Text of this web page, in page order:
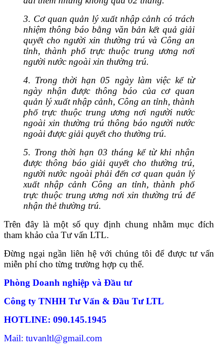
3. Cơ quan quản lý xuất nhập cảnh có trách
nhiệm thông báo bằng văn bản kết quả giải
quyết cho người xin thường trú và Công an
tỉnh, thành phố trực thuộc trung ương nơi
người nước ngoài xin thường trú.
4. Trong thời hạn 05 ngày làm việc kể từ
ngày nhận được thông báo của cơ quan
quản lý xuất nhập cảnh, Công an tỉnh, thành
phố trực thuộc trung ương nơi người nước
ngoài xin thường trú thông báo người nước
ngoài được giải quyết cho thường trú.
5. Trong thời hạn 03 tháng kể từ khi nhận
được thông báo giải quyết cho thường trú,
người nước ngoài phải đến cơ quan quản lý
xuất nhập cảnh Công an tỉnh, thành phố
trực thuộc trung ương nơi xin thường trú để
nhận thẻ thường trú.
Trên đây là một số quy định chung nhằm mục đích
tham khảo của Tư vấn LTL.
Đừng ngại ngần liên hệ với chúng tôi để được tư vấn
miễn phí cho từng trường hợp cụ thể.
Phòng Doanh nghiệp và Đầu tư
Công ty TNHH Tư Vấn & Đầu Tư LTL
HOTLINE: 090.145.1945
Mail: tuvanltl@gmail.com